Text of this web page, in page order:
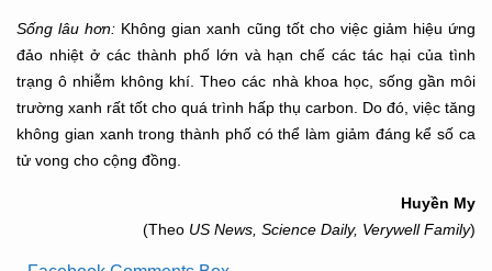
Sống lâu hơn: Không gian xanh cũng tốt cho việc giảm hiệu ứng
đảo nhiệt ở các thành phố lớn và hạn chế các tác hại của tình
trạng ô nhiễm không khí. Theo các nhà khoa học, sống gần môi
trường xanh rất tốt cho quá trình hấp thụ carbon. Do đó, việc tăng
không gian xanh trong thành phố có thể làm giảm đáng kể số ca
tử vong cho cộng đồng.
Huyền My
(Theo US News, Science Daily, Verywell Family)